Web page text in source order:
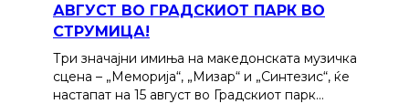
АВГУСТ ВО ГРАДСКИОТ ПАРК ВО
СТРУМИЦА!
Три значајни имиња на македонската музичка
сцена – „Меморија“, „Мизар“ и „Синтезис“, ќе
настапат на 15 август во Градскиот парк…